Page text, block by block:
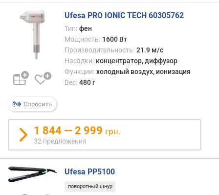
р
о
т
д
р
о
г
и
х
к
д
е
Спросить
Ufesa PRO IONIC TECH 60305762
Тип: фен
Мощность: 1600 Вт
Производительность: 21.9 м/с
Насадки: концентратор, диффузор
Функции: холодный воздух, ионизация
Вес: 480 г
1 844 — 2 999 грн.
32 предложения
Ufesa PP5100
поворотный шнур